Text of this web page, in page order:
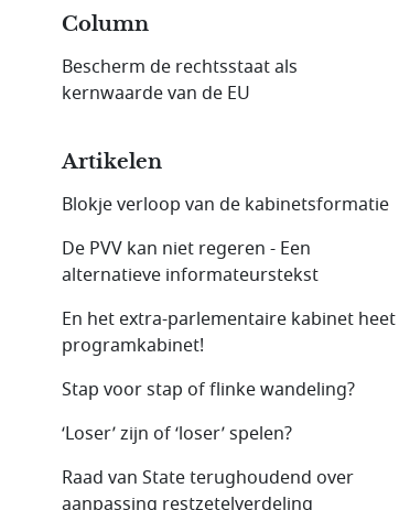
Column
Bescherm de rechtsstaat als
kernwaarde van de EU
Artikelen
Blokje verloop van de kabinetsformatie
De PVV kan niet regeren - Een
alternatieve informateurs­tekst
En het extra-parlementaire kabinet heet
program­kabinet!
Stap voor stap of flinke wandeling?
‘Loser’ zijn of ‘loser’ spelen?
Raad van State terughoudend over
aanpassing restzetel­verdeling